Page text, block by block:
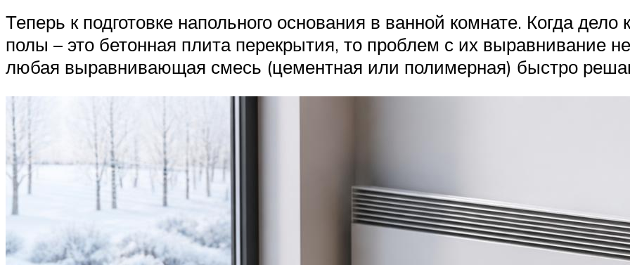
Теперь к подготовке напольного основания в ванной комнате. Когда дело
полы – это бетонная плита перекрытия, то проблем с их выравнивание
любая выравнивающая смесь (цементная или полимерная) быстро